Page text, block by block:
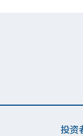
投资